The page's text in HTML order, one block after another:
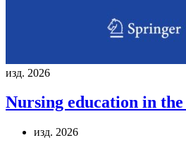
изд. 2026
Nursing education in
изд. 2026